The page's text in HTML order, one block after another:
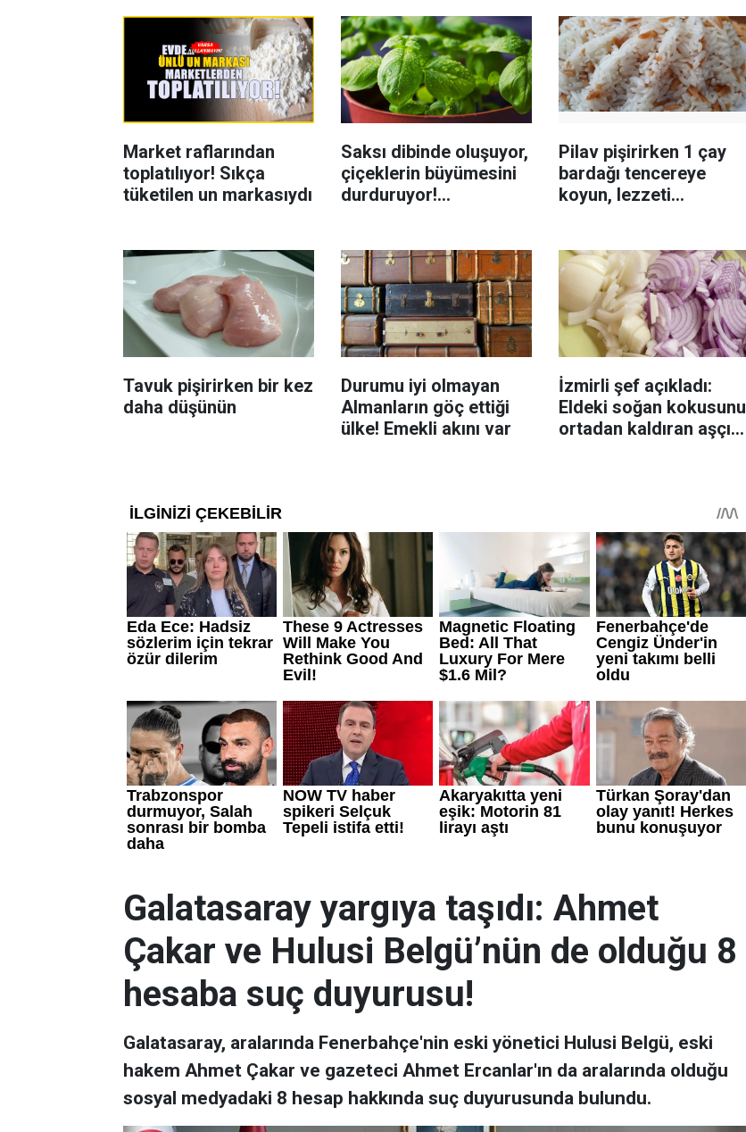
Market raflarından
toplatılıyor! Sıkça
tüketilen un markasıydı
Saksı dibinde oluşuyor,
çiçeklerin büyümesini
durduruyor!
Pilav pişirirken 1 çay
bardağı tencereye
koyun, lezzeti
Tavuk pişirirken bir kez
daha düşünün
Durumu iyi olmayan
Almanların göç ettiği
ülke! Emekli akını var
İzmirli şef açıkladı:
Eldeki soğan kokusunu
ortadan kaldıran aşçı
Galatasaray yargıya taşıdı: Ahmet
Çakar ve Hulusi Belgü’nün de olduğu 8
hesaba suç duyurusu!
Galatasaray, aralarında Fenerbahçe'nin eski yönetici Hulusi Belgü, eski
hakem Ahmet Çakar ve gazeteci Ahmet Ercanlar'ın da aralarında olduğu
sosyal medyadaki 8 hesap hakkında suç duyurusunda bulundu.